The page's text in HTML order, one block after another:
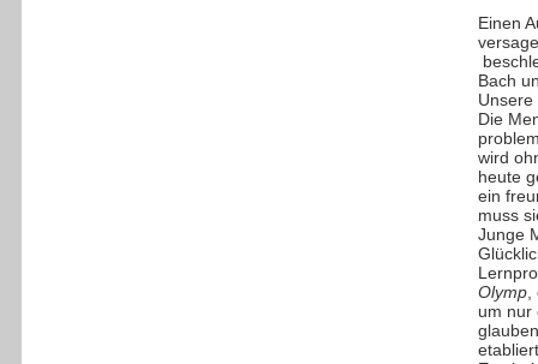
Einen
Bach
Die
wird
heute
ein
muss
Junge
Olymp
um nur